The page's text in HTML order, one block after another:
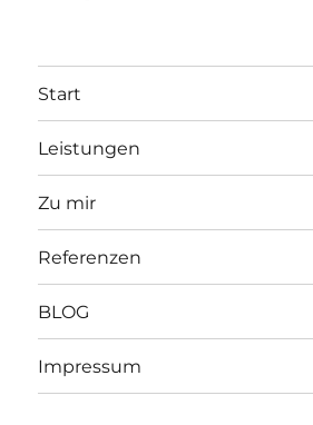
Start
Leistungen
Zu mir
Referenzen
BLOG
Impressum